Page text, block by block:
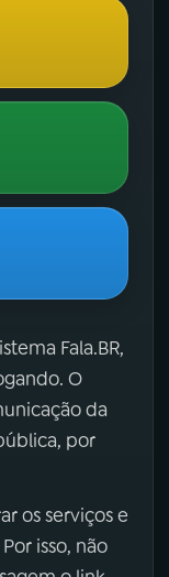
Fala.BR,
O
da
por
os serviços e
isso, não